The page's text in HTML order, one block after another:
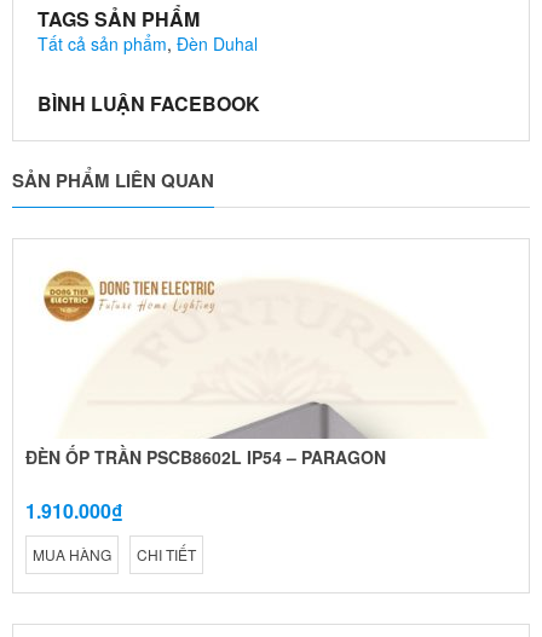
TAGS SẢN PHẨM
Tất cả sản phẩm, Đèn Duhal
BÌNH LUẬN FACEBOOK
SẢN PHẨM LIÊN QUAN
ĐÈN ỐP TRẦN PSCB8602L IP54 – PARAGON
1.910.000₫
MUA HÀNG CHI TIẾT